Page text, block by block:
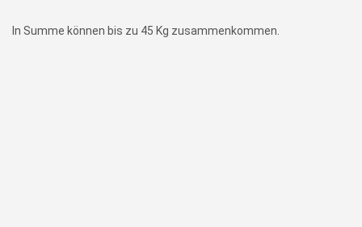
In Summe können bis zu 45 Kg zusammenkommen.